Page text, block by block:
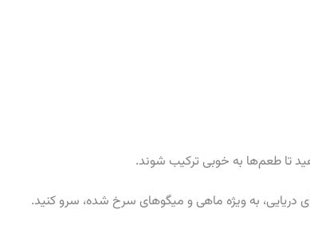
تا طعم‌ها به خوبی ترکیب شوند.
به ویژه ماهی و میگوهای سرخ شده، سرو کنید.